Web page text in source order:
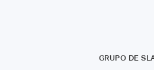
GRUPO DE